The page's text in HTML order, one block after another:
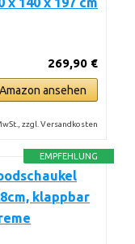
269,90 €
ansehen
zzgl. Versandkosten
EMPFEHLUNG
klappbar